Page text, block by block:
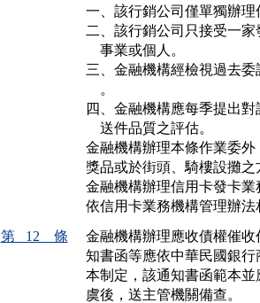
一、該行銷公司僅單獨辦
二、該行銷公司只接受一
    事業或個人。
三、金融機構經檢視過去
    。
四、金融機構應每季提出
    送件品質之評估。
金融機構辦理本條作業委
獎品或於街頭、騎樓設攤之
金融機構辦理信用卡發卡
依信用卡業務機構管理辦
第 12 條
金融機構辦理應收債權催
知書函等應依中華民國銀
本制定，該通知書函範本
虞後，送主管機關備查。